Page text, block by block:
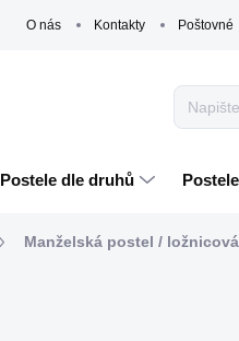
O nás Kontakty Poštovné
Postele dle druhů
Manželská postel /